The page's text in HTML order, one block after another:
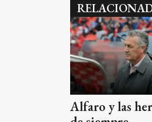
Alfaro y las